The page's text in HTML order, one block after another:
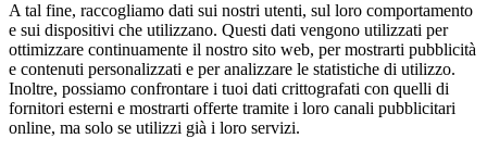
A tal fine, raccogliamo dati sui nostri utenti, sul loro comportamento
e sui dispositivi che utilizzano. Questi dati vengono utilizzati per
ottimizzare continuamente il nostro sito web, per mostrarti pubblicità
e contenuti personalizzati e per analizzare le statistiche di utilizzo.
Inoltre, possiamo confrontare i tuoi dati crittografati con quelli di
fornitori esterni e mostrarti offerte tramite i loro canali pubblicitari
online, ma solo se utilizzi già i loro servizi.